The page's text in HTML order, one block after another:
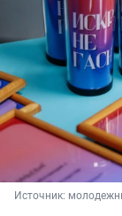
Источник: